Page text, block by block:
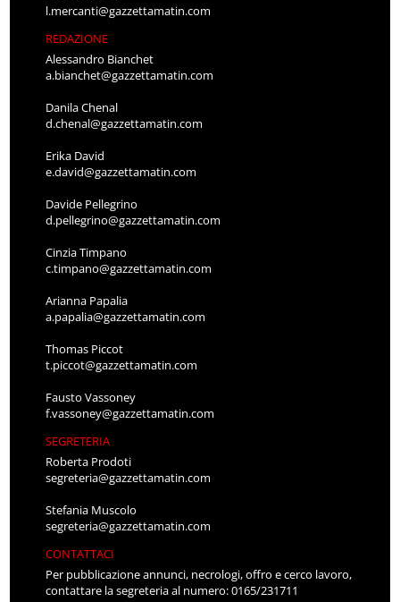
l.mercanti@gazzettamatin.com
REDAZIONE
Alessandro Bianchet
a.bianchet@gazzettamatin.com
Danila Chenal
d.chenal@gazzettamatin.com
Erika David
e.david@gazzettamatin.com
Davide Pellegrino
d.pellegrino@gazzettamatin.com
Cinzia Timpano
c.timpano@gazzettamatin.com
Arianna Papalia
a.papalia@gazzettamatin.com
Thomas Piccot
t.piccot@gazzettamatin.com
Fausto Vassoney
f.vassoney@gazzettamatin.com
SEGRETERIA
Roberta Prodoti
segreteria@gazzettamatin.com
Stefania Muscolo
segreteria@gazzettamatin.com
CONTATTACI
Per pubblicazione annunci, necrologi, offro e cerco lavoro,
contattare la segreteria al numero: 0165/231711